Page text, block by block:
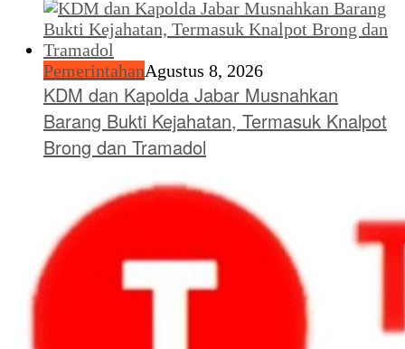
PemerintahanAgustus 8, 2026
KDM dan Kapolda Jabar Musnahkan
Barang Bukti Kejahatan, Termasuk Knalpot
Brong dan Tramadol